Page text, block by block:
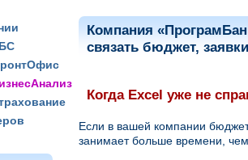
Компания
связать бюджет,
Когда Excel уже не
Если в вашей компании
занимает больше времени,